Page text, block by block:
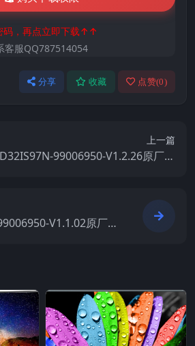
，再点立即下载↑↑
客服QQ787514054
分享 收藏 点赞(0)
上一篇
99006950-V1.2.26原厂系
V1.1.02原厂系